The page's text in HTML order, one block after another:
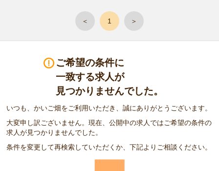
＜ 1 ＞
ご希望の条件に
一致する求人が
見つかりませんでした。
いつも、かいご畑をご利用いただき、誠にありがとうございます。
大変申し訳ございません。現在、公開中の求人ではご希望の条件の
求人が見つかりませんでした。
条件を変更して再検索していただくか、下記よりご相談ください。